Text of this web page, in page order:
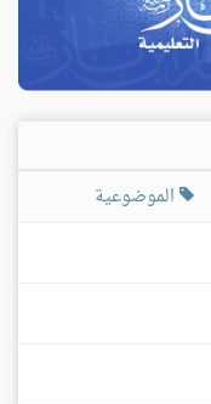
الموضوعية